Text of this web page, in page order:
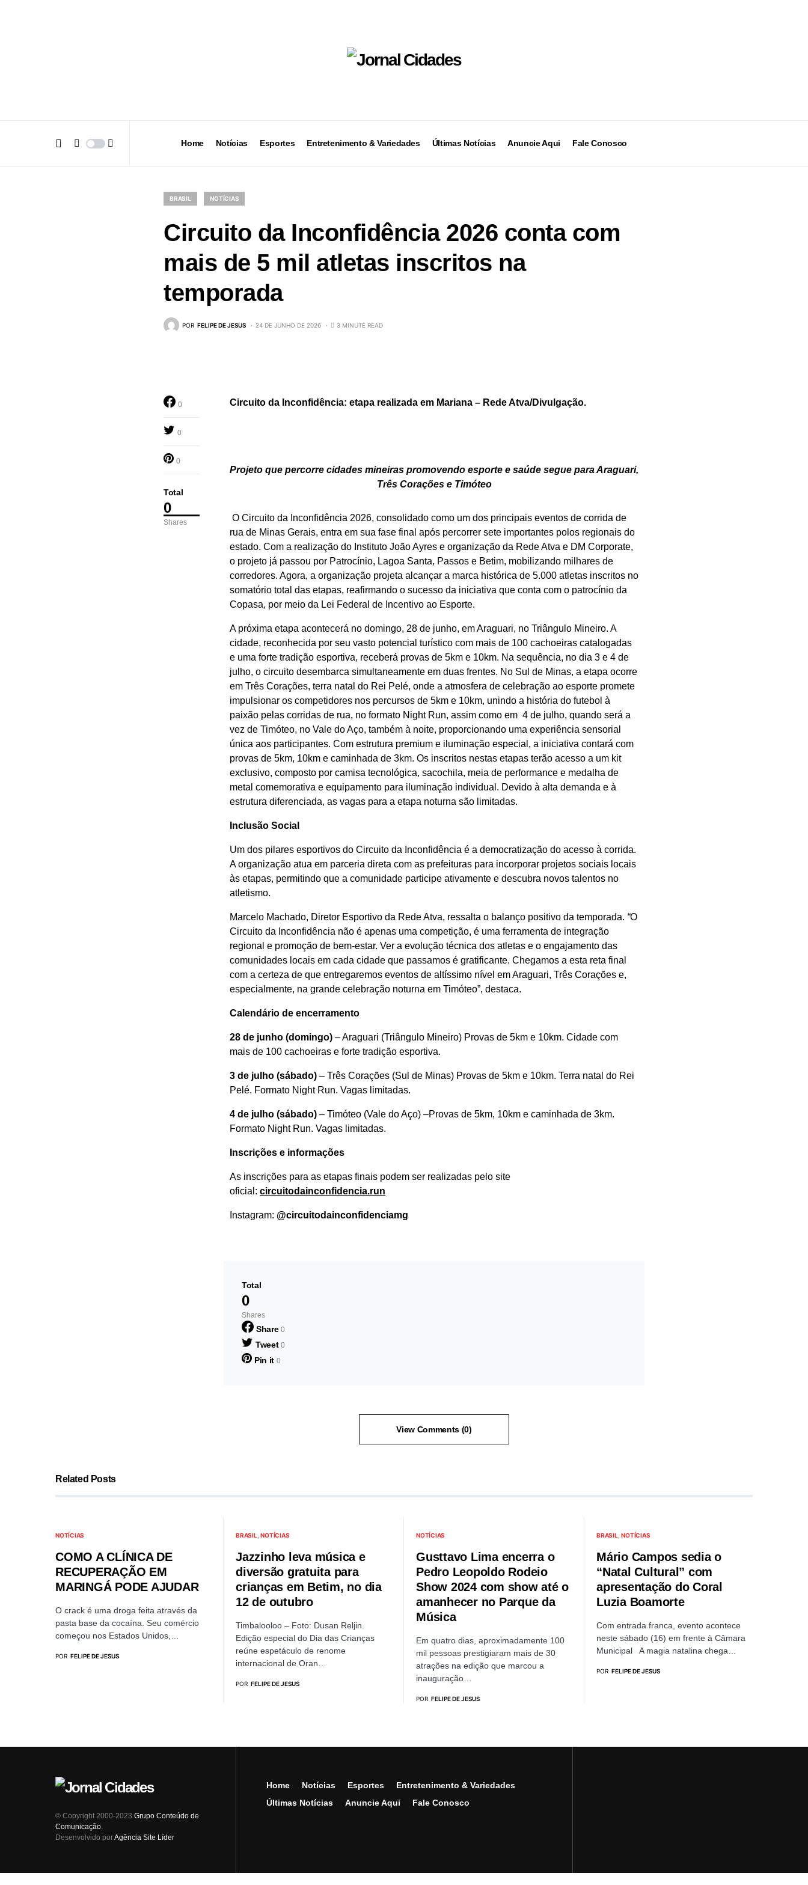
Home Notícias Esportes Entretenimento & Variedades Últimas Notícias Anuncie Aqui Fale Conosco
BRASIL NOTÍCIAS
Circuito da Inconfidência 2026 conta com
mais de 5 mil atletas inscritos na
temporada
POR FELIPE DE JESUS 24 DE JUNHO DE 2026 3 MINUTE READ
Total
0
Shares
0
0
0
Circuito da Inconfidência: etapa realizada em Mariana – Rede Atva/Divulgação.
Projeto que percorre cidades mineiras promovendo esporte e saúde segue para Araguari,
Três Corações e Timóteo
O Circuito da Inconfidência 2026, consolidado como um dos principais eventos de corrida de
rua de Minas Gerais, entra em sua fase final após percorrer sete importantes polos regionais do
estado. Com a realização do Instituto João Ayres e organização da Rede Atva e DM Corporate,
o projeto já passou por Patrocínio, Lagoa Santa, Passos e Betim, mobilizando milhares de
corredores. Agora, a organização projeta alcançar a marca histórica de 5.000 atletas inscritos no
somatório total das etapas, reafirmando o sucesso da iniciativa que conta com o patrocínio da
Copasa, por meio da Lei Federal de Incentivo ao Esporte.
A próxima etapa acontecerá no domingo, 28 de junho, em Araguari, no Triângulo Mineiro. A
cidade, reconhecida por seu vasto potencial turístico com mais de 100 cachoeiras catalogadas
e uma forte tradição esportiva, receberá provas de 5km e 10km. Na sequência, no dia 3 e 4 de
julho, o circuito desembarca simultaneamente em duas frentes. No Sul de Minas, a etapa ocorre
em Três Corações, terra natal do Rei Pelé, onde a atmosfera de celebração ao esporte promete
impulsionar os competidores nos percursos de 5km e 10km, unindo a história do futebol à
paixão pelas corridas de rua, no formato Night Run, assim como em 4 de julho, quando será a
vez de Timóteo, no Vale do Aço, também à noite, proporcionando uma experiência sensorial
única aos participantes. Com estrutura premium e iluminação especial, a iniciativa contará com
provas de 5km, 10km e caminhada de 3km. Os inscritos nestas etapas terão acesso a um kit
exclusivo, composto por camisa tecnológica, sacochila, meia de performance e medalha de
metal comemorativa e equipamento para iluminação individual. Devido à alta demanda e à
estrutura diferenciada, as vagas para a etapa noturna são limitadas.
Inclusão Social
Um dos pilares esportivos do Circuito da Inconfidência é a democratização do acesso à corrida.
A organização atua em parceria direta com as prefeituras para incorporar projetos sociais locais
às etapas, permitindo que a comunidade participe ativamente e descubra novos talentos no
atletismo.
Marcelo Machado, Diretor Esportivo da Rede Atva, ressalta o balanço positivo da temporada. “O
Circuito da Inconfidência não é apenas uma competição, é uma ferramenta de integração
regional e promoção de bem-estar. Ver a evolução técnica dos atletas e o engajamento das
comunidades locais em cada cidade que passamos é gratificante. Chegamos a esta reta final
com a certeza de que entregaremos eventos de altíssimo nível em Araguari, Três Corações e,
especialmente, na grande celebração noturna em Timóteo”, destaca.
Calendário de encerramento
28 de junho (domingo) – Araguari (Triângulo Mineiro) Provas de 5km e 10km. Cidade com
mais de 100 cachoeiras e forte tradição esportiva.
3 de julho (sábado) – Três Corações (Sul de Minas) Provas de 5km e 10km. Terra natal do Rei
Pelé. Formato Night Run. Vagas limitadas.
4 de julho (sábado) – Timóteo (Vale do Aço) –Provas de 5km, 10km e caminhada de 3km.
Formato Night Run. Vagas limitadas.
Inscrições e informações
As inscrições para as etapas finais podem ser realizadas pelo site
oficial: circuitodainconfidencia.run
Instagram: @circuitodainconfidenciamg
Total
0
Shares
Share 0
Tweet 0
Pin it 0
View Comments (0)
Related Posts
NOTÍCIAS
COMO A CLÍNICA DE
RECUPERAÇÃO EM
MARINGÁ PODE AJUDAR
O crack é uma droga feita através da
pasta base da cocaína. Seu comércio
começou nos Estados Unidos,…
POR FELIPE DE JESUS
BRASIL NOTÍCIAS
Jazzinho leva música e
diversão gratuita para
crianças em Betim, no dia
12 de outubro
Timbalooloo – Foto: Dusan Reljin.
Edição especial do Dia das Crianças
reúne espetáculo de renome
internacional de Oran…
POR FELIPE DE JESUS
NOTÍCIAS
Gusttavo Lima encerra o
Pedro Leopoldo Rodeio
Show 2024 com show até o
amanhecer no Parque da
Música
Em quatro dias, aproximadamente 100
mil pessoas prestigiaram mais de 30
atrações na edição que marcou a
inauguração…
POR FELIPE DE JESUS
BRASIL NOTÍCIAS
Mário Campos sedia o
“Natal Cultural” com
apresentação do Coral
Luzia Boamorte
Com entrada franca, evento acontece
neste sábado (16) em frente à Câmara
Municipal A magia natalina chega…
POR FELIPE DE JESUS
© Copyright 2000-2023 Grupo Conteúdo de
Comunicação.
Desenvolvido porAgência Site Líder
Home Notícias Esportes
Entretenimento & Variedades
Últimas Notícias
Anuncie Aqui Fale Conosco